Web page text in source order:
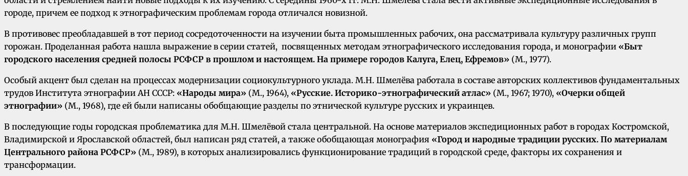
городе, причем ее подход к этнографическим проблемам города отличался новизной.
В противовес преобладавшей в тот период сосредоточенности на изучении быта промышленных рабочих, она рассматривала культуру различных групп
горожан. Проделанная работа нашла выражение в серии статей, посвященных методам этнографического исследования города, и монографии «Быт
городского населения средней полосы РСФСР в прошлом и настоящем. На примере городов Калуга, Елец, Ефремов» (М., 1977).
Особый акцент был сделан на процессах модернизации социокультурного уклада. М.Н. Шмелёва работала в составе авторских коллективов фундаментальных
трудов Института этнографии АН СССР: «Народы мира» (М., 1964), «Русские. Историко-этнографический атлас» (М., 1967; 1970), «Очерки общей
этнографии» (М., 1968), где ей были написаны обобщающие разделы по этнической культуре русских и украинцев.
В последующие годы городская проблематика для М.Н. Шмелёвой стала центральной. На основе материалов экспедиционных работ в городах Костромской,
Владимирской и Ярославской областей, был написан ряд статей, а также обобщающая монография «Город и народные традиции русских. По материалам
Центрального района РСФСР» (М., 1989), в которых анализировались функционирование традиций в городской среде, факторы их сохранения и
трансформации.